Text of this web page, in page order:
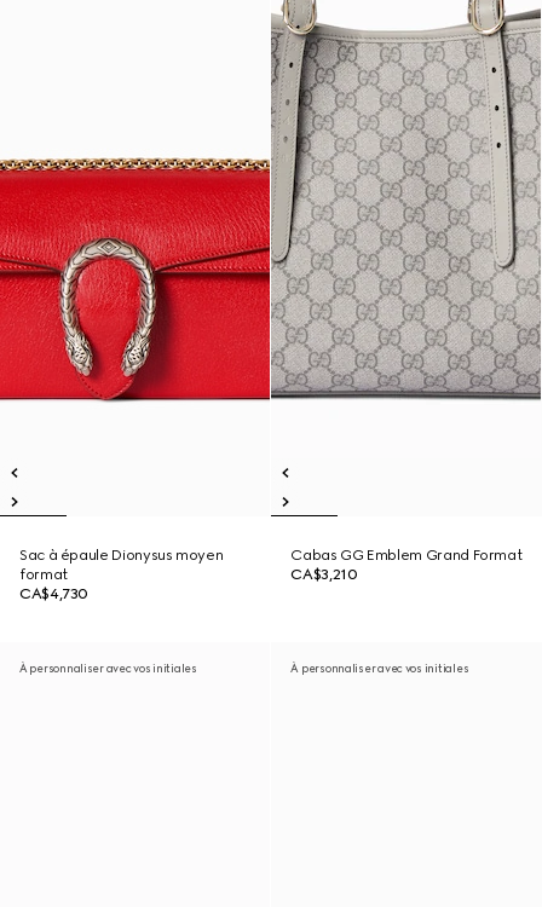
Sac à épaule Dionysus moyen
format
CA$4,730
Cabas GG Emblem Grand Format
CA$3,210
À personnaliser avec vos initiales À personnaliser avec vos initiales